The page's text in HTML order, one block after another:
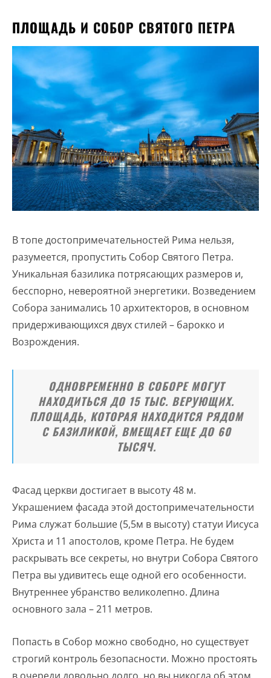
ПЛОЩАДЬ И СОБОР СВЯТОГО ПЕТРА
В топе достопримечательностей Рима нельзя,
разумеется, пропустить Собор Святого Петра.
Уникальная базилика потрясающих размеров и,
бесспорно, невероятной энергетики. Возведением
Собора занимались 10 архитекторов, в основном
придерживающихся двух стилей – барокко и
Возрождения.
ОДНОВРЕМЕННО В СОБОРЕ МОГУТ
НАХОДИТЬСЯ ДО 15 ТЫС. ВЕРУЮЩИХ.
ПЛОЩАДЬ, КОТОРАЯ НАХОДИТСЯ РЯДОМ
С БАЗИЛИКОЙ, ВМЕЩАЕТ ЕЩЕ ДО 60
ТЫСЯЧ.
Фасад церкви достигает в высоту 48 м.
Украшением фасада этой достопримечательности
Рима служат большие (5,5м в высоту) статуи Иисуса
Христа и 11 апостолов, кроме Петра. Не будем
раскрывать все секреты, но внутри Собора Святого
Петра вы удивитесь еще одной его особенности.
Внутреннее убранство великолепно. Длина
основного зала – 211 метров.
Попасть в Собор можно свободно, но существует
строгий контроль безопасности. Можно простоять